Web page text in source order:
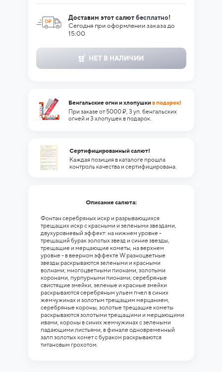
Доставим этот салют бесплатно!
Сегодня при оформлении заказа до
15:00
НЕТ В НАЛИЧИИ
Бенгальские огни и хлопушкив подарок!
При заказе от 5000 ₽, 3 уп. бенгальских
огней и 3 хлопушек в подарок.
Сертифицированный салют!
Каждая позиция в каталоге прошла
контроль качества и сертифицирована.
Описание салюта:
Фонтан серебряных искр и разрывающихся
трещащих искр с красными и зелеными звездами,
двухуровневый эффект: на нижнем уровне -
трещащий бурак золотых звезд и синие звезды,
трещащие и мерцающие кометы, на верхнем
уровне - в веерном эффекте W разноцветные
звезды раскрываются зелеными и красными
волнами; многоцветными пионами, золотыми
коронами, пурпурными пионами; серебряные
свистящие змейки, зеленые и красные змейки
раскрываются серебряным ульем пчел в синих
жемчужинах и золотым трещащим мерцанием,
серебряные короны, золотые трещащие кометы
раскрываются золотыми трещащими и мерцающими
ивами, короны в синих жемчужинах с зелеными
падающими листьями, в финале одновременный
залп золотых комет с бураком раскрываются
титановым грохотом.